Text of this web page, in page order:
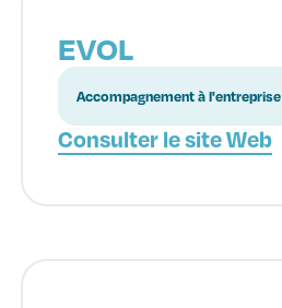
EVOL
Accompagnement à l'entreprise
Consulter le site Web